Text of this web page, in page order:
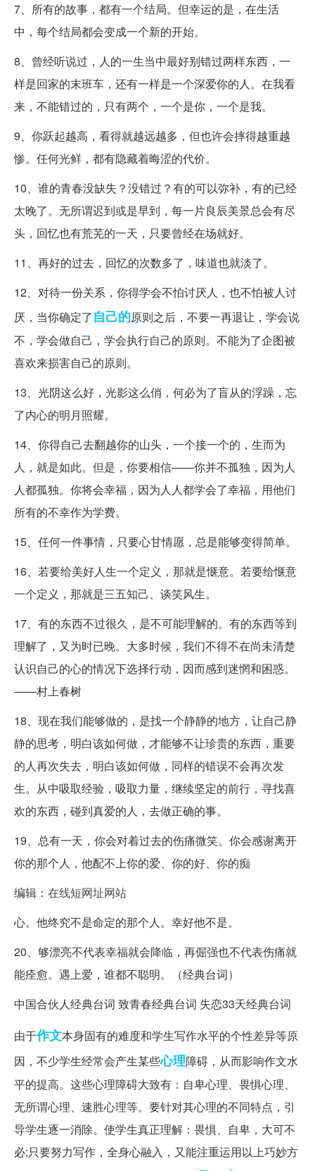
7、所有的故事，都有一个结局。但幸运的是，在生活
中，每个结局都会变成一个新的开始。
8、曾经听说过，人的一生当中最好别错过两样东西，一
样是回家的末班车，还有一样是一个深爱你的人。在我看
来，不能错过的，只有两个，一个是你，一个是我。
9、你跃起越高，看得就越远越多，但也许会摔得越重越
惨。任何光鲜，都有隐藏着晦涩的代价。
10、谁的青春没缺失？没错过？有的可以弥补，有的已经
太晚了。无所谓迟到或是早到，每一片良辰美景总会有尽
头，回忆也有荒芜的一天，只要曾经在场就好。
11、再好的过去，回忆的次数多了，味道也就淡了。
12、对待一份关系，你得学会不怕讨厌人，也不怕被人讨
厌，当你确定了自己的原则之后，不要一再退让，学会说
不，学会做自己，学会执行自己的原则。不能为了企图被
喜欢来损害自己的原则。
13、光阴这么好，光影这么俏，何必为了盲从的浮躁，忘
了内心的明月照耀。
14、你得自己去翻越你的山头，一个接一个的，生而为
人，就是如此。但是，你要相信——你并不孤独，因为人
人都孤独。你将会幸福，因为人人都学会了幸福，用他们
所有的不幸作为学费。
15、任何一件事情，只要心甘情愿，总是能够变得简单。
16、若要给美好人生一个定义，那就是惬意。若要给惬意
一个定义，那就是三五知己、谈笑风生。
17、有的东西不过很久，是不可能理解的。有的东西等到
理解了，又为时已晚。大多时候，我们不得不在尚未清楚
认识自己的心的情况下选择行动，因而感到迷惘和困惑。
——村上春树
18、现在我们能够做的，是找一个静静的地方，让自己静
静的思考，明白该如何做，才能够不让珍贵的东西，重要
的人再次失去，明白该如何做，同样的错误不会再次发
生。从中吸取经验，吸取力量，继续坚定的前行，寻找喜
欢的东西，碰到真爱的人，去做正确的事。
19、总有一天，你会对着过去的伤痛微笑。你会感谢离开
你的那个人，他配不上你的爱、你的好、你的痴
编辑： 在线短网址网站
心。他终究不是命定的那个人。幸好他不是。
20、够漂亮不代表幸福就会降临，再倔强也不代表伤痛就
能痊愈。遇上爱，谁都不聪明。（经典台词）
中国合伙人经典台词 致青春经典台词 失恋33天经典台词
由于作文本身固有的难度和学生写作水平的个性差异等原
因，不少学生经常会产生某些心理障碍，从而影响作文水
平的提高。这些心理障碍大致有：自卑心理、畏惧心理、
无所谓心理、速胜心理等。要针对其心理的不同特点，引
导学生逐一消除。使学生真正理解：畏惧、自卑，大可不
必;只要努力写作，全身心融入，又能注重运用以上巧妙方